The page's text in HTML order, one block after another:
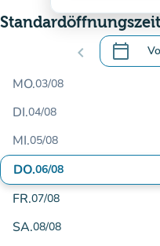
chevron_left calendar_today
.Öffnen
MO.03/08
DI.04/08
MI.05/08
DO.06/08
FR.07/08
SA.08/08